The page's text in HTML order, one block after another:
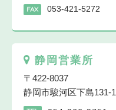
FAX 053-421-5272
静岡営業所
〒422-8037
静岡市駿河区下島131-1